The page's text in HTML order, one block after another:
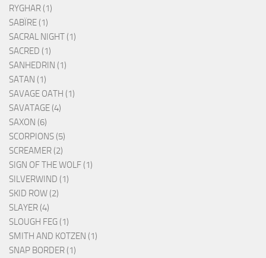
RYGHAR (1)
SABÏRE (1)
SACRAL NIGHT (1)
SACRED (1)
SANHEDRIN (1)
SATAN (1)
SAVAGE OATH (1)
SAVATAGE (4)
SAXON (6)
SCORPIONS (5)
SCREAMER (2)
SIGN OF THE WOLF (1)
SILVERWIND (1)
SKID ROW (2)
SLAYER (4)
SLOUGH FEG (1)
SMITH AND KOTZEN (1)
SNAP BORDER (1)